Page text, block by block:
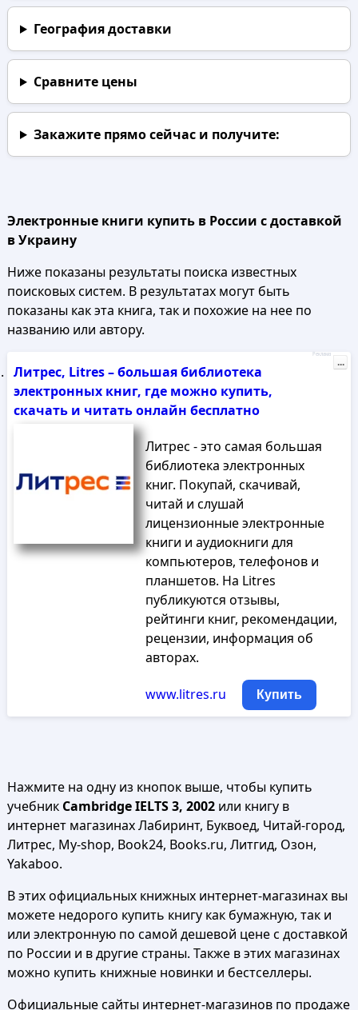
География доставки
Сравните цены
Закажите прямо сейчаси получите:
Электронные книги купить в России с доставкой
в Украину
Ниже показаны результаты поиска известных
поисковых систем. В результатах могут быть
показаны как эта книга, так и похожие на нее по
названию или автору.
Литрес, Litres – большая библиотека
электронных книг, где можно купить,
скачать и читать онлайн бесплатно
Литрес - это самая большая
библиотека электронных
книг. Покупай, скачивай,
читай и слушай
лицензионные электронные
книги и аудиокниги для
компьютеров, телефонов и
планшетов. На Litres
публикуются отзывы,
рейтинги книг, рекомендации,
рецензии, информация об
авторах.
www.litres.ru Купить
Реклама
...
Нажмите на одну из кнопок выше, чтобы купить
учебник Cambridge IELTS 3, 2002или книгу в
интернет магазинах Лабиринт, Буквоед, Читай-город,
Литрес, My-shop, Book24, Books.ru, Литгид, Озон,
Yakaboo.
В этих официальных книжных интернет-магазинах вы
можете недорого купить книгу как бумажную, так и
или электронную по самой дешевой цене с доставкой
по России и в другие страны. Также в этих магазинах
можно купить книжные новинки и бестселлеры.
Официальные сайты интернет-магазинов по продаже